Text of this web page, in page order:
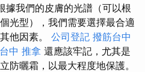
據我們的皮膚的光譜（可以根
光型），我們需要選擇最合適
他因素。 公司登記 撥筋台中
中 推拿 還應該牢記，尤其是
防曬霜，以最大程度地保護。